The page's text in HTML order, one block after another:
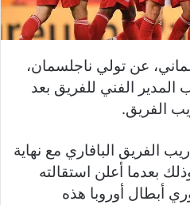
عن تولي ناجلسمان،
الفني للفريق بعد
الفريق.
الفريق البافاري مع نهاية
بعدما أعلن استقالته
أبطال أوروبا هذه